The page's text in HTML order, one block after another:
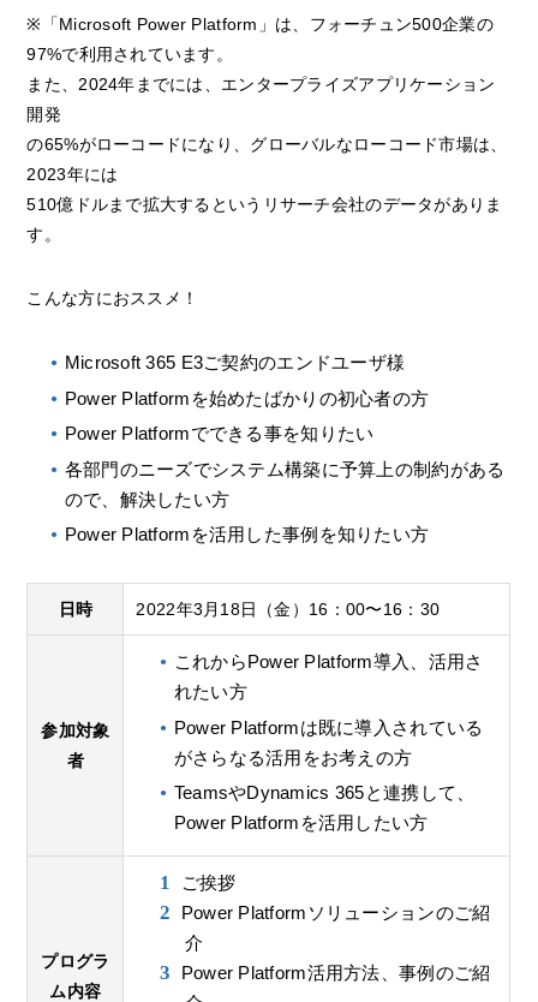
※「Microsoft Power Platform」は、フォーチュン500企業の
97%で利用されています。
また、2024年までには、エンタープライズアプリケーション
開発
の65%がローコードになり、グローバルなローコード市場は、
2023年には
510億ドルまで拡大するというリサーチ会社のデータがありま
す。
こんな方におススメ！
Microsoft 365 E3ご契約のエンドユーザ様
Power Platformを始めたばかりの初心者の方
Power Platformでできる事を知りたい
各部門のニーズでシステム構築に予算上の制約がある
ので、解決したい方
Power Platformを活用した事例を知りたい方
日時 2022年3月18日（金）16：00〜16：30
参加対象
者
これからPower Platform導入、活用さ
れたい方
Power Platformは既に導入されている
がさらなる活用をお考えの方
TeamsやDynamics 365と連携して、
Power Platformを活用したい方
プログラ
ム内容
ご挨拶
Power Platformソリューションのご紹
介
Power Platform活用方法、事例のご紹